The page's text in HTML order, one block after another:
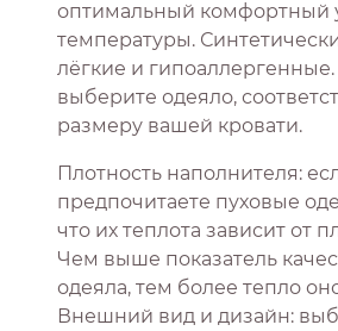
оптимальный комфортный
температуры.
лёгкие и
выберите одеяло,
размеру вашей кровати.
Плотность наполнителя:
предпочитаете пуховые
что их теплота зависит от
Чем выше показатель
одеяла, тем более тепло
Внешний вид и дизайн: